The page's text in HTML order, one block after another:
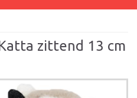
zittend 13 cm